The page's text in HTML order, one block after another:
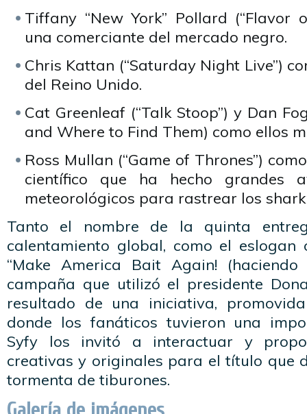
Tiffany “New York” Pollard (“Flavor
una comerciante del mercado negro.
Chris Kattan (“Saturday Night Live”)
del Reino Unido.
Cat Greenleaf (“Talk Stoop”) y Dan
and Where to Find Them) como ellos
Ross Mullan (“Game of Thrones”)
científico que ha hecho grandes
meteorológicos para rastrear los
Tanto el nombre de la quinta
calentamiento global, como el eslogan
“Make America Bait Again!
campaña que utilizó el presidente
resultado de una iniciativa,
donde los fanáticos tuvieron una
Syfy los invitó a interactuar y
creativas y originales para el título que
tormenta de tiburones.